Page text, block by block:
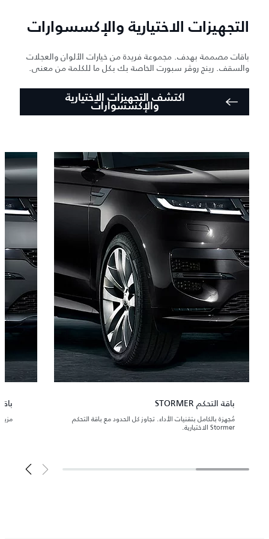
التجهيزات الاختيارية والإكسسوارات
باقات مصممة بهدف. مجموعة فريدة من خيارات الألوان والعجلات
والسقف. رينج روڤر سبورت الخاصة بك بكل ما للكلمة من معنى.
اكتشف التجهيزات الاختيارية
والإكسسوارات
باقة التحكم STORMER
مُجهزة بالكامل بتقنيات الأداء. تجاوز كل الحدود مع باقة التحكم
Stormer الاختيارية.